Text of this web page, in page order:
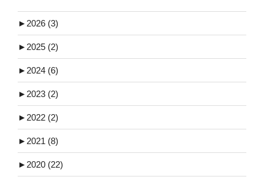
► 2026 (3)
► 2025 (2)
► 2024 (6)
► 2023 (2)
► 2022 (2)
► 2021 (8)
► 2020 (22)